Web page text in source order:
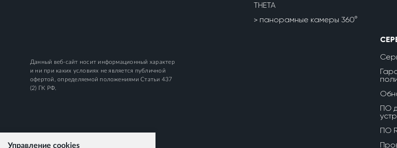
THETA
панорамные камеры 360°
ПО
ПО
Данный веб-сайт носит информационный характер
и ни при каких условиях не является публичной
офертой, определяемой положениями Статьи 437
(2) ГК РФ.
Управление cookies